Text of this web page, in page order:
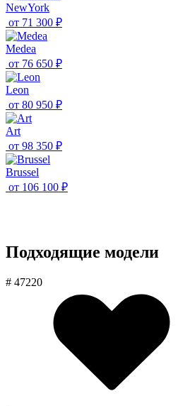
NewYork
от 71 300 ₽
Medea
от 76 650 ₽
Leon
от 80 950 ₽
Art
от 98 350 ₽
Brussel
от 106 100 ₽
Подходящие модели
# 47220